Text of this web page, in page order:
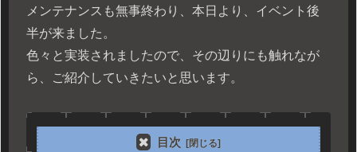
メンテナンスも無事終わり、本日より、イベント後
半が来ました。
色々と実装されましたので、その辺りにも触れなが
ら、ご紹介していきたいと思います。
目次